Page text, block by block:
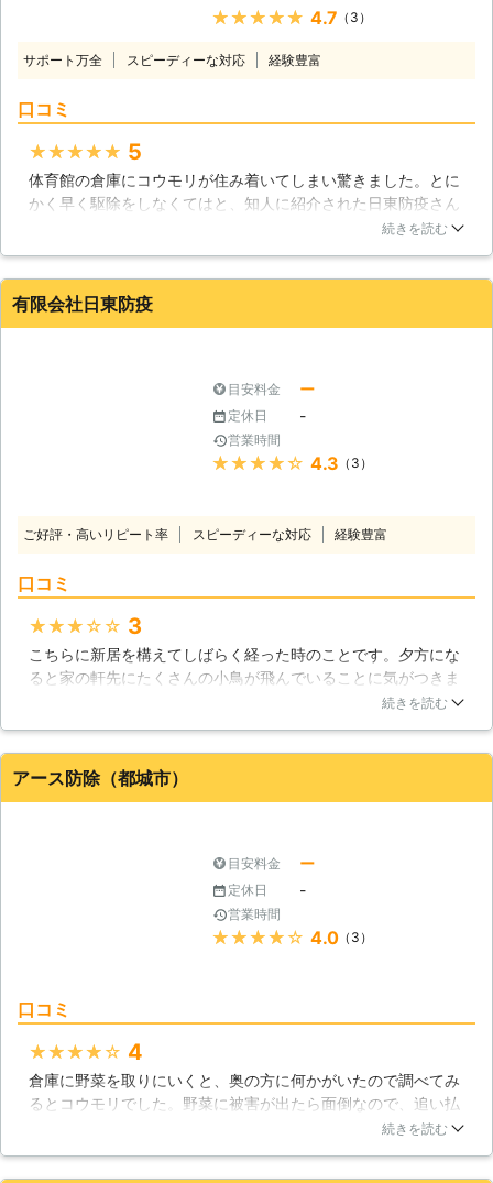
無料ですのでお気軽にご依頼くださ
後の再発はお客様に付きまとう不安の
だけではありません！修繕まで丸ごと
対応いたします。 害獣プロテクトの
スタッフには建築経験者が多く集まっ
ています。そのためコウモリの糞で劣
化した天井裏の修繕まで対応可能とな
いただけます。 コウモリはとても小
さく、小さな隙間からでも天井裏に入
りこんできます。その隙間を全て塞
ぎ、再発を防止するのは素人では難し
ウモリを見つけたらすぐに害獣プロテ
ウモリ駆除の業者の力をかりて、快適
と音がするとき。 ・夜になると毎日
裏にコウモリが住み着いてしまったと
害虫駆除の実績をもち、常にお客様に
は親切丁寧で満足していただけるサー
ビスを提供しています。 コウモリに
困ったときには、迷わずに日東防疫株
式会社へご相談ください。
★★★★★ 4.7 （3）
サポート万全 スピーディーな対応 経験豊富
口コミ
★★★★★ 5
体育館の倉庫にコウモリが住み着いてしまい驚きました。とに
かく早く駆除をしなくてはと、知人に紹介された日東防疫さん
に連絡をしました。コウモリなんて経験もなかったので、料金
た。頼りになる感じです。
大分県 別府市 2016年12月30日
続きを読む
有限会社日東防疫
目安料金 ー
定休日 -
営業時間
★★★★★ 4.3 （3）
ご好評・高いリピート率 スピーディーな対応 経験豊富
口コミ
★★★★★ 3
こちらに新居を構えてしばらく経った時のことです。夕方にな
ると家の軒先にたくさんの小鳥が飛んでいることに気がつきま
した。こんな時間に鳥が飛ぶなんて変だなと思いましたが、よ
もってやってきてくださり、その日のうちに駆除してくれまし
た。本当にありがとうございました。
続きを読む
アース防除（都城市）
目安料金 ー
定休日 -
営業時間
★★★★★ 4.0（3）
口コミ
★★★★★ 4
倉庫に野菜を取りにいくと、奥の方に何かがいたので調べてみ
るとコウモリでした。野菜に被害が出たら面倒なので、追い払
おうとしましたが無理でした。自力の駆除を諦めた私は、業者
続きを読む